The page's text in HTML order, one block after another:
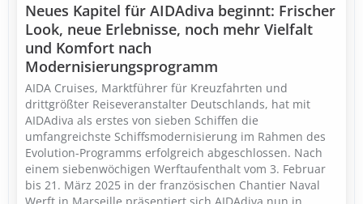
Neues Kapitel für AIDAdiva beginnt: Frischer
Look, neue Erlebnisse, noch mehr Vielfalt
und Komfort nach
Modernisierungsprogramm
AIDA Cruises, Marktführer für Kreuzfahrten und
drittgrößter Reiseveranstalter Deutschlands, hat mit
AIDAdiva als erstes von sieben Schiffen die
umfangreichste Schiffsmodernisierung im Rahmen des
Evolution-Programms erfolgreich abgeschlossen. Nach
einem siebenwöchigen Werftaufenthalt vom 3. Februar
bis 21. März 2025 in der französischen Chantier Naval